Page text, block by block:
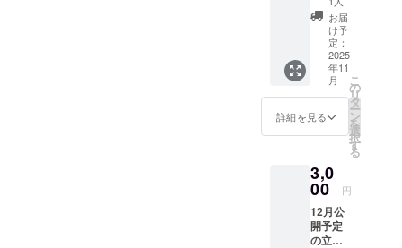
Live2d
の立ち
絵を
使った
スマー
トフォ
ン用待
ち受け
す。
立ち絵
を使用
した缶
バッジ
をご提
供しま
す。 缶
バッジ
・デザ
立ち絵
・商品
サイ
ズ：直
径
32mm
お届
け予
定：
2025
年11
月
詳細を見る
こ
の
リ
タ
ー
ン
を
選
択
す
る
3,0
00 円
12月公
開予定
の立ち